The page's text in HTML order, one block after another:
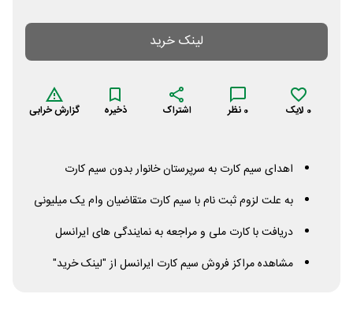
لینک خرید
0 لایک 0 نظر اشتراک ذخیره گزارش خرابی
اهدای سیم کارت به سرپرستان خانوار بدون سیم کارت
به علت لزوم ثبت نام با سیم کارت متقاضیان وام یک میلیونی
دریافت با کارت ملی و مراجعه به نمایندگی های ایرانسل
مشاهده مراکز فروش سیم کارت ایرانسل از "لینک خرید"